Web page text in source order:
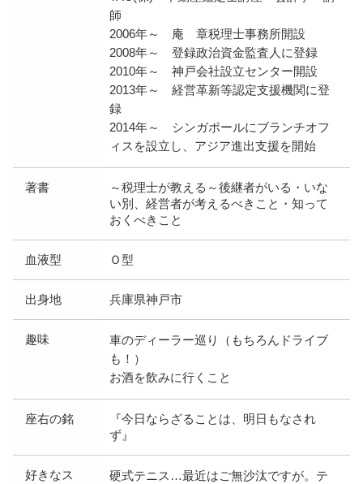
師
2006年～ 庵 章税理士事務所開設
2008年～ 登録政治資金監査人に登録
2010年～ 神戸会社設立センター開設
2013年～ 経営革新等認定支援機関に登
録
2014年～ シンガポールにブランチオフ
ィスを設立し、アジア進出支援を開始
著書
～税理士が教える～後継者がいる・いな
い別、経営者が考えるべきこと・知って
おくべきこと
血液型 Ｏ型
出身地 兵庫県神戸市
趣味
車のディーラー巡り（もちろんドライブ
も！）
お酒を飲みに行くこと
座右の銘
『今日ならざることは、明日もなされ
ず』
好きなス
硬式テニス…最近はご無沙汰ですが。テ